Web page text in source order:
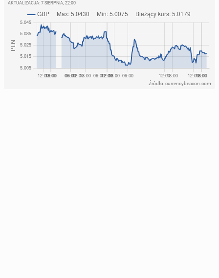
AKTUALIZACJA: 7 SIERPNIA, 22:00
Źródło: currencybeacon.com